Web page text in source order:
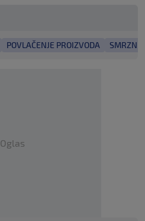
POVLAČENJE PROIZVODA
Oglas